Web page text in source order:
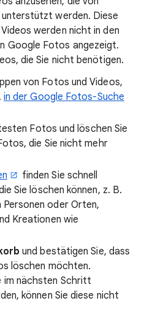
werden. Diese
werden nicht in den
Google Fotos angezeigt.
die Sie nicht benötigen.
von Fotos und Videos,
in der Google Fotos-Suche
Fotos und löschen Sie
die Sie nicht mehr
finden Sie schnell
Sie löschen können, z. B.
oder Orten,
Kreationen wie
und bestätigen Sie, dass
löschen möchten.
im nächsten Schritt
können Sie diese nicht